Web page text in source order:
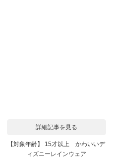
詳細記事を見る
【対象年齢】 15才以上 かわいいデ
ィズニーレインウェア